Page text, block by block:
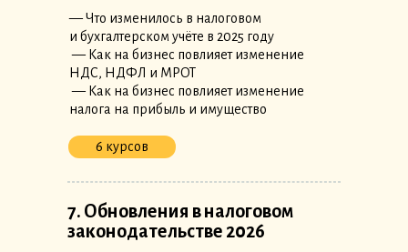
— Что изменилось в налоговом
и бухгалтерском учёте в 2025 году
— Как на бизнес повлияет изменение
НДС, НДФЛ и МРОТ
— Как на бизнес повлияет изменение
налога на прибыль и имущество
6 курсов
7. Обновления в налоговом
законодательстве 2026